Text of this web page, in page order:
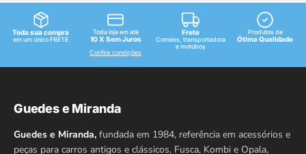
Toda sua compra
em um único FRETE
Toda loja em até
10 X Sem Juros
Confira condições
Frete
Correios, transportadora
e motoboy
Produtos de
Ótima Qualidade
Guedes e Miranda
Guedes e Miranda, fundada em 1984, referência em acessórios e
peças para carros antigos e clássicos, Fusca, Kombi e Opala,